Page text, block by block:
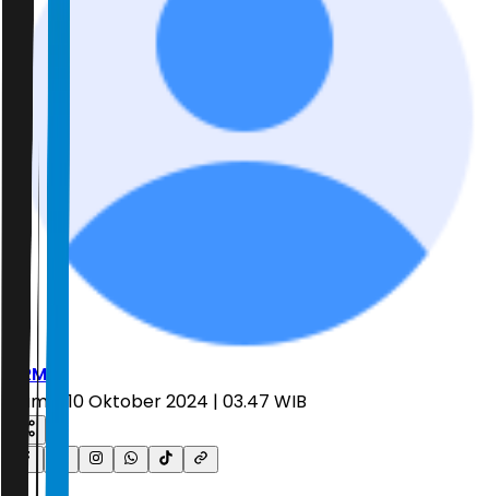
ARM
Kamis, 10 Oktober 2024 | 03.47 WIB